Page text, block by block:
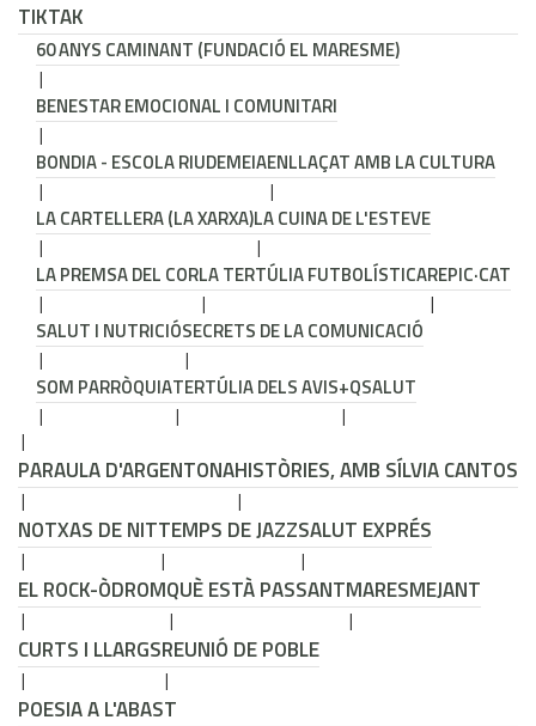
TIKTAK
60 ANYS CAMINANT (FUNDACIÓ EL MARESME)
BENESTAR EMOCIONAL I COMUNITARI
BONDIA - ESCOLA RIUDEMEIAENLLAÇAT AMB LA CULTURA
LA CARTELLERA (LA XARXA)LA CUINA DE L'ESTEVE
LA PREMSA DEL CORLA TERTÚLIA FUTBOLÍSTICAREPIC·CAT
SALUT I NUTRICIÓSECRETS DE LA COMUNICACIÓ
SOM PARRÒQUIATERTÚLIA DELS AVIS+QSALUT
PARAULA D'ARGENTONAHISTÒRIES, AMB SÍLVIA CANTOS
NOTXAS DE NITTEMPS DE JAZZSALUT EXPRÉS
EL ROCK-ÒDROMQUÈ ESTÀ PASSANTMARESMEJANT
CURTS I LLARGSREUNIÓ DE POBLE
POESIA A L'ABAST